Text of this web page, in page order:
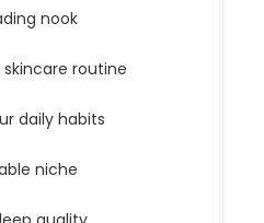
nook
routine
daily habits
niche